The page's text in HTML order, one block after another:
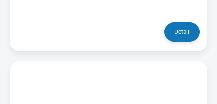
Detail